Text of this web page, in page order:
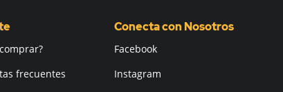
frecuentes
Conecta con Nosotros
Facebook
Instagram